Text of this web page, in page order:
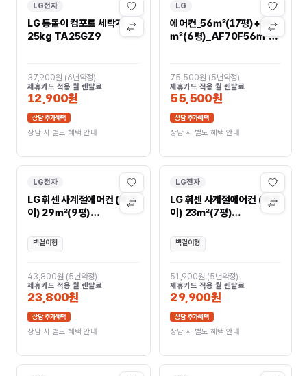
LG전자
LG 통돌이 컴포트 세탁기
25kg TA25GZ9
37,900원(6년약정)
제휴카드 적용 월 렌탈료
12,900원
상담 추가혜택
상담 시 별도 혜택 안내
LG
에어컨_56㎡(17평)+19
㎡(6평)_AF70F56㎡
75,500원(5년약정)
제휴카드 적용 월 렌탈료
55,500원
상담 추가혜택
상담 시 별도 혜택 안내
LG전자
LG 휘센 사계절에어컨 (벽걸
이) 29㎡(9평)
벽걸이형
43,800원(5년약정)
제휴카드 적용 월 렌탈료
23,800원
상담 추가혜택
상담 시 별도 혜택 안내
LG전자
LG 휘센 사계절에어컨 (벽걸
이) 23㎡(7평)
벽걸이형
51,900원(5년약정)
제휴카드 적용 월 렌탈료
29,900원
상담 추가혜택
상담 시 별도 혜택 안내